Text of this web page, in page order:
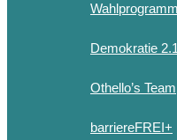
Demokratie
Othello’s Team
barriereFREI+